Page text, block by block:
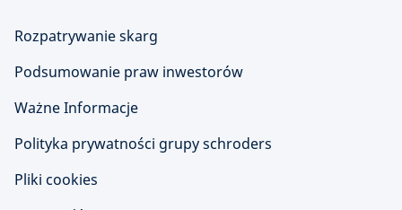
Rozpatrywanie skarg
Podsumowanie praw inwestorów
Ważne Informacje
Polityka prywatności grupy schroders
Pliki cookies